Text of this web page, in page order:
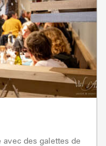
des galettes de